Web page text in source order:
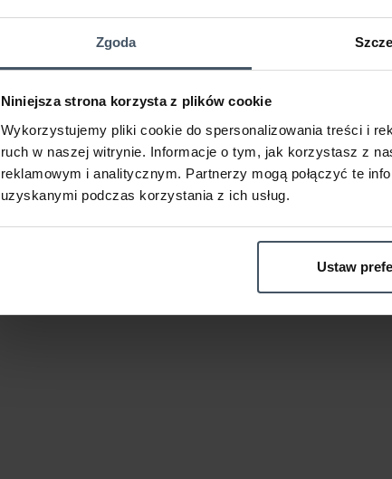
Zgoda
Niniejsza strona korzysta z plików cookie
Wykorzystujemy pliki cookie do spersonalizowania treści i
ruch w naszej witrynie. Informacje o tym, jak korzystasz z
reklamowym i analitycznym. Partnerzy mogą połączyć te
uzyskanymi podczas korzystania z ich usług.
Ustaw